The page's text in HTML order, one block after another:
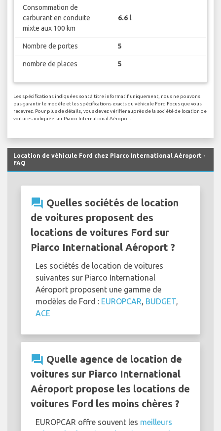
Consommation de
carburant en conduite
mixte aux 100 km
6.6 l
Nombre de portes 5
nombre de places 5
Les spécifications indiquées sont à titre informatif uniquement, nous ne pouvons
pas garantir le modèle et les spécifications exacts du véhicule Ford Focus que vous
recevrez. Pour plus de détails, vous devez vérifier auprès de la société de location de
voitures indiquée sur Piarco International Aéroport.
Location de véhicule Ford chez Piarco International Aéroport -
FAQ
question_answer Quelles sociétés de location
de voitures proposent des
locations de voitures Ford sur
Piarco International Aéroport ?
Les sociétés de location de voitures
suivantes sur Piarco International
Aéroport proposent une gamme de
modèles de Ford : EUROPCAR BUDGET
ACE
question_answer Quelle agence de location de
voitures sur Piarco International
Aéroport propose les locations de
voitures Ford les moins chères ?
EUROPCAR offre souvent les meilleurs